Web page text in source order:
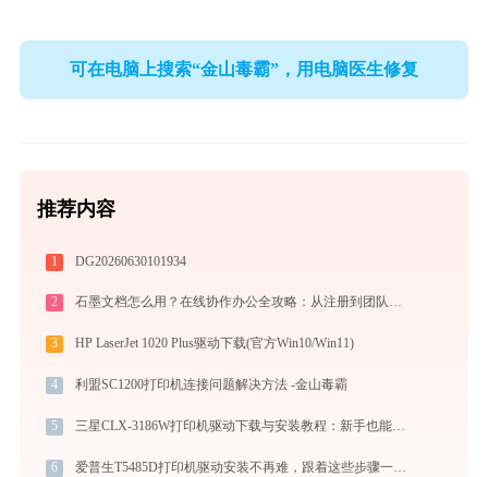
可在电脑上搜索“金山毒霸”，用电脑医生修复
推荐内容
1 DG20260630101934
2 石墨文档怎么用？在线协作办公全攻略：从注册到团队高效协同
3 HP LaserJet 1020 Plus驱动下载(官方Win10/Win11)
4 利盟SC1200打印机连接问题解决方法 -金山毒霸
5 三星CLX-3186W打印机驱动下载与安装教程：新手也能轻松搞定
6 爱普生T5485D打印机驱动安装不再难，跟着这些步骤一学就会